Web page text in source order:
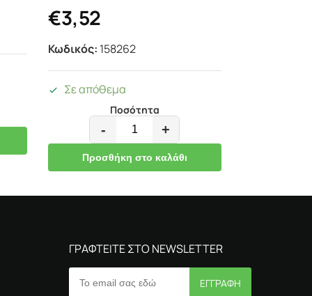
€3,52
Κωδικός: 158262
Σε απόθεμα
Ποσότητα
- +
Προσθήκη στο καλάθι
ΓΡΑΦΤΕΙΤΕ ΣΤΟ NEWSLETTER